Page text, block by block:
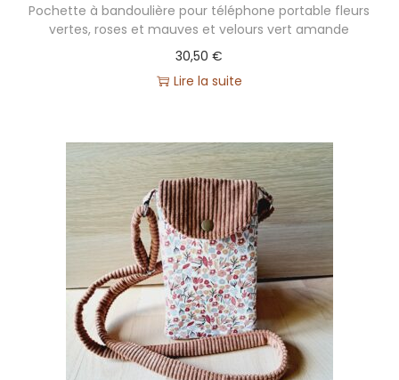
Pochette à bandoulière pour téléphone portable fleurs
vertes, roses et mauves et velours vert amande
30,50€
Lire la suite